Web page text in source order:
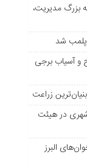
بزرگ مدیریت،
و آسیاب برجی
زراعت
در هیئت
البرز